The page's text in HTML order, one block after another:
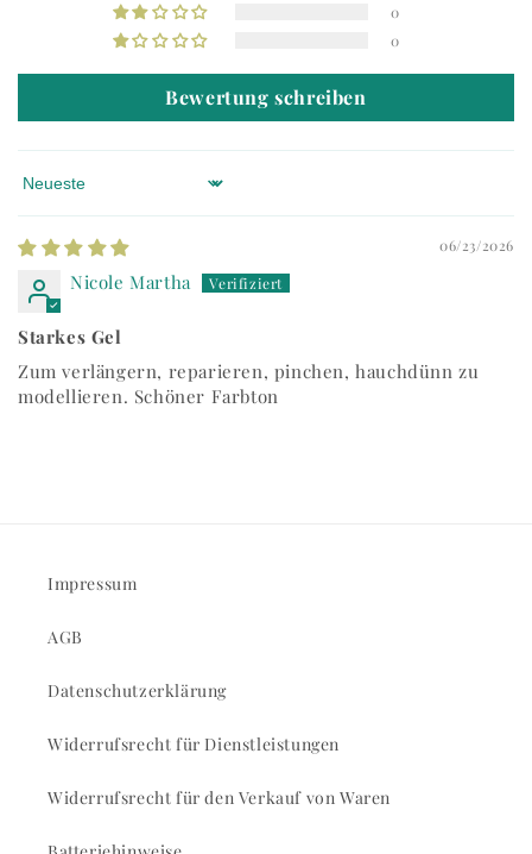
0
0
Bewertung schreiben
Sort by
06/23/2026
Nicole Martha
Starkes Gel
Zum verlängern, reparieren, pinchen, hauchdünn zu
modellieren. Schöner Farbton
Impressum
AGB
Datenschutzerklärung
Widerrufsrecht für Dienstleistungen
Widerrufsrecht für den Verkauf von Waren